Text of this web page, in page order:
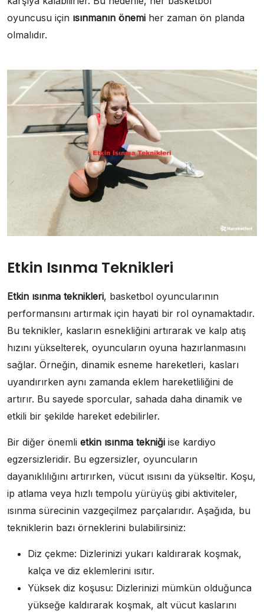
oyuncusu için ısınmanın önemi her zaman ön planda
olmalıdır.
Etkin Isınma Teknikleri
Etkin ısınma teknikleri, basketbol oyuncularının
performansını artırmak için hayati bir rol oynamaktadır.
Bu teknikler, kasların esnekliğini artırarak ve kalp atış
hızını yükselterek, oyuncuların oyuna hazırlanmasını
sağlar. Örneğin, dinamik esneme hareketleri, kasları
uyandırırken aynı zamanda eklem hareketliliğini de
artırır. Bu sayede sporcular, sahada daha dinamik ve
etkili bir şekilde hareket edebilirler.
Bir diğer önemli etkin ısınma tekniği ise kardiyo
egzersizleridir. Bu egzersizler, oyuncuların
dayanıklılığını artırırken, vücut ısısını da yükseltir. Koşu,
ip atlama veya hızlı tempolu yürüyüş gibi aktiviteler,
ısınma sürecinin vazgeçilmez parçalarıdır. Aşağıda, bu
tekniklerin bazı örneklerini bulabilirsiniz:
Diz çekme: Dizlerinizi yukarı kaldırarak koşmak,
kalça ve diz eklemlerini ısıtır.
Yüksek diz koşusu: Dizlerinizi mümkün olduğunca
yükseğe kaldırarak koşmak, alt vücut kaslarını